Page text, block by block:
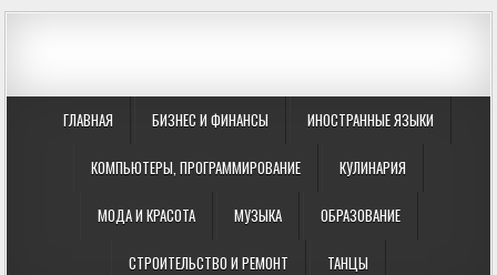
ГЛАВНАЯ БИЗНЕС И ФИНАНСЫ ИНОСТРАННЫЕ ЯЗЫКИ
КОМПЬЮТЕРЫ, ПРОГРАММИРОВАНИЕ КУЛИНАРИЯ
МОДА И КРАСОТА МУЗЫКА ОБРАЗОВАНИЕ
СТРОИТЕЛЬСТВО И РЕМОНТ ТАНЦЫ